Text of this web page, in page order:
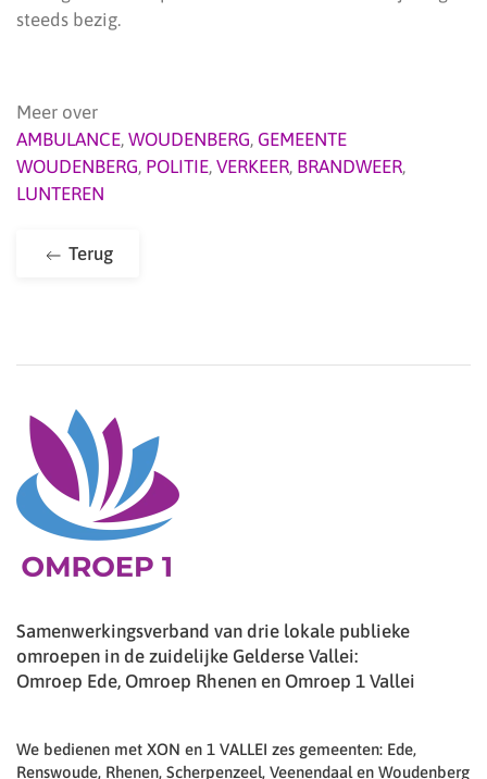
steeds bezig.
Meer over
AMBULANCE, WOUDENBERG, GEMEENTE
WOUDENBERG, POLITIE, VERKEER, BRANDWEER,
LUNTEREN
Terug
Samenwerkingsverband van drie lokale publieke
omroepen in de zuidelijke Gelderse Vallei:
Omroep Ede, Omroep Rhenen en Omroep 1 Vallei
We bedienen met XON en 1 VALLEI zes gemeenten: Ede,
Renswoude, Rhenen, Scherpenzeel, Veenendaal en Woudenberg